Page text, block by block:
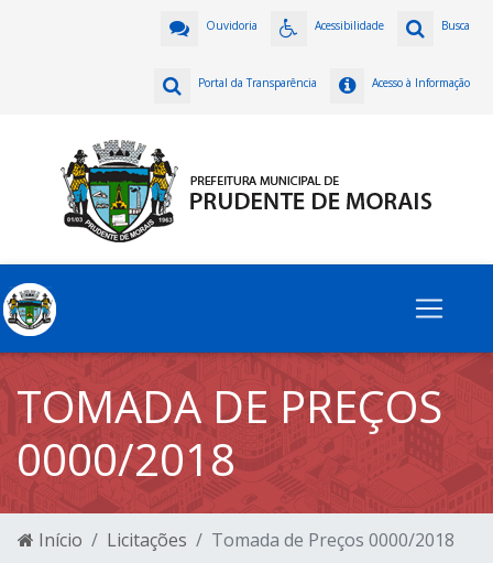
Busca
Acessibilidade
Ouvidoria
Acesso à Informação
Portal da Transparência
TOMADA DE PREÇOS
0000/2018
Início Licitações Tomada de Preços 0000/2018